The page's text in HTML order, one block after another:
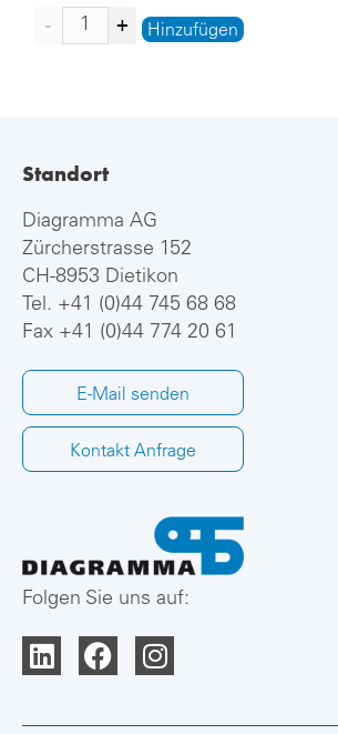
Hinzufügen
Standort
Diagramma AG
Zürcherstrasse 152
CH-8953 Dietikon
Tel. +41 (0)44 745 68 68
Fax +41 (0)44 774 20 61
E-Mail senden
Kontakt Anfrage
Folgen Sie uns auf: